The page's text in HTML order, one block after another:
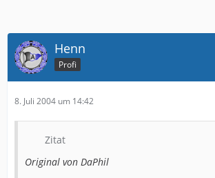
Henn
Profi
8. Juli 2004 um 14:42
Zitat
Original von DaPhil